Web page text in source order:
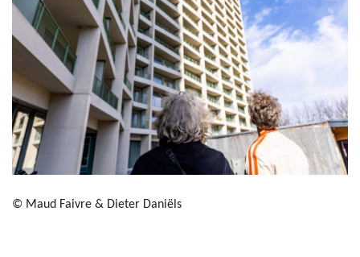
© Maud Faivre & Dieter Daniëls